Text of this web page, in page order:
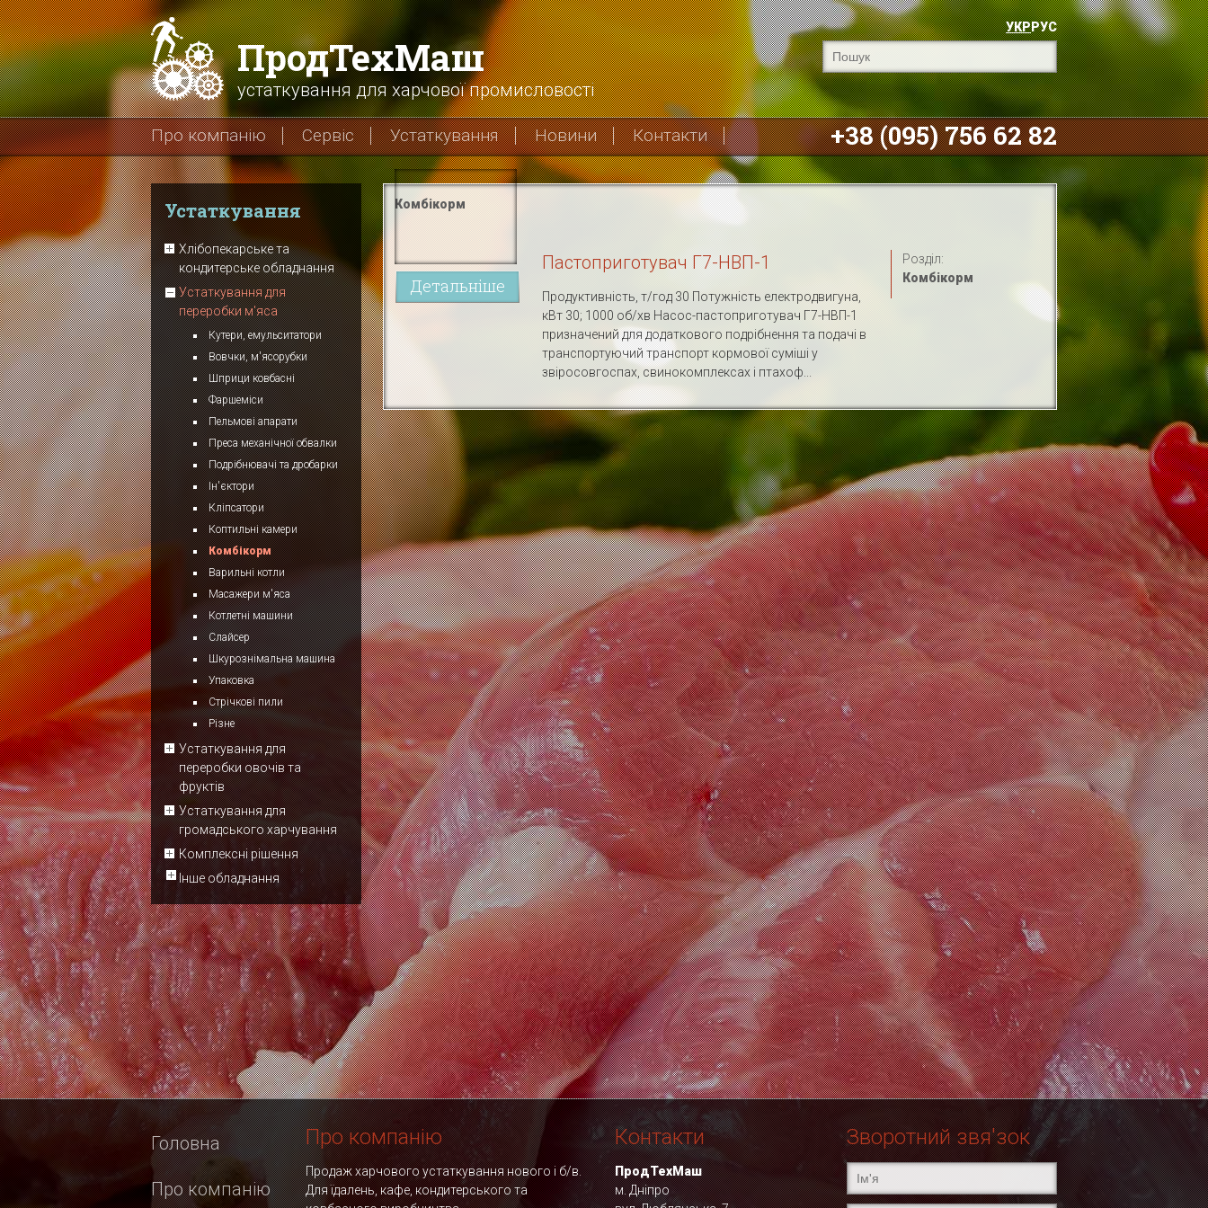
ПродТехМаш
устаткування для харчової промисловості
УКРРУС
Про компанію Сервіс Устаткування Новини Контакти +38 (095) 756 62 82
Устаткування
Хлібопекарське та
кондитерське обладнання
Устаткування для
переробки м'яса
Кутери, емульситатори
Вовчки, м'ясорубки
Шприци ковбасні
Фаршеміси
Пельмові апарати
Преса механічної обвалки
Подрібнювачі та дробарки
Ін'єктори
Кліпсатори
Коптильні камери
Комбікорм
Варильні котли
Масажери м'яса
Котлетні машини
Слайсер
Шкурознімальна машина
Упаковка
Стрічкові пили
Різне
Устаткування для
переробки овочів та
фруктів
Устаткування для
громадського харчування
Комплексні рішення
Інше обладнання
Комбікорм
Детальніше
Пастоприготувач Г7-НВП-1
Продуктивність, т/год 30 Потужність електродвигуна,
кВт 30; 1000 об/хв Насос-пастоприготувач Г7-НВП-1
призначений для додаткового подрібнення та подачі в
транспортуючий транспорт кормової суміші у
звіросовгоспах, свинокомплексах і птахоф...
Розділ:
Комбікорм
Головна
Про компанію
Про компанію
Продаж харчового устаткування нового і б/в.
Для їдалень, кафе, кондитерського та
Контакти
ПродТехМаш
м. Дніпро
Зворотний звя'зок